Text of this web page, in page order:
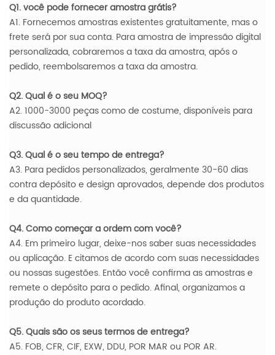
Q1. você pode fornecer amostra grátis?
A1. Fornecemos amostras existentes gratuitamente, mas o
frete será por sua conta. Para amostra de impressão digital
personalizada, cobraremos a taxa da amostra, após o
pedido, reembolsaremos a taxa da amostra.
Q2. Qual é o seu MOQ?
A2. 1000-3000 peças como de costume, disponíveis para
discussão adicional
Q3. Qual é o seu tempo de entrega?
A3. Para pedidos personalizados, geralmente 30-60 dias
contra depósito e design aprovados, depende dos produtos
e da quantidade.
Q4. Como começar a ordem com você?
A4. Em primeiro lugar, deixe-nos saber suas necessidades
ou aplicação. E citamos de acordo com suas necessidades
ou nossas sugestões. Então você confirma as amostras e
remete o depósito para o pedido. Afinal, organizamos a
produção do produto acordado.
Q5. Quais são os seus termos de entrega?
A5. FOB, CFR, CIF, EXW, DDU, POR MAR ou POR AR.